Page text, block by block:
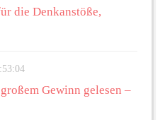
die Denkanstöße,
Gewinn gelesen –